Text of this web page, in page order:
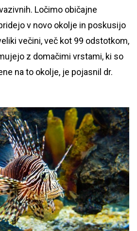
Ločimo običajne
v novo okolje in poskusijo
večini, več kot 99 odstotkom,
z domačimi vrstami, ki so
na to okolje, je pojasnil dr.